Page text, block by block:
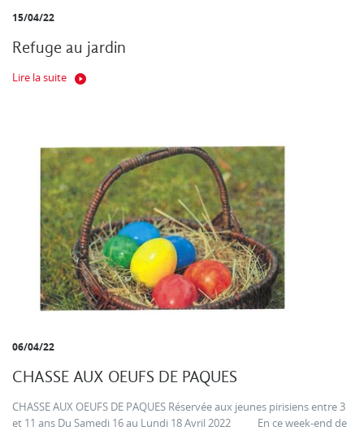
15/04/22
Refuge au jardin
Lire la suite
06/04/22
CHASSE AUX OEUFS DE PAQUES
CHASSE AUX OEUFS DE PAQUES Réservée aux jeunes pirisiens entre 3
et 11 ans Du Samedi 16 au Lundi 18 Avril 2022 En ce week-end de